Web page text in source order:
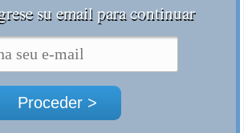
su email para continuar